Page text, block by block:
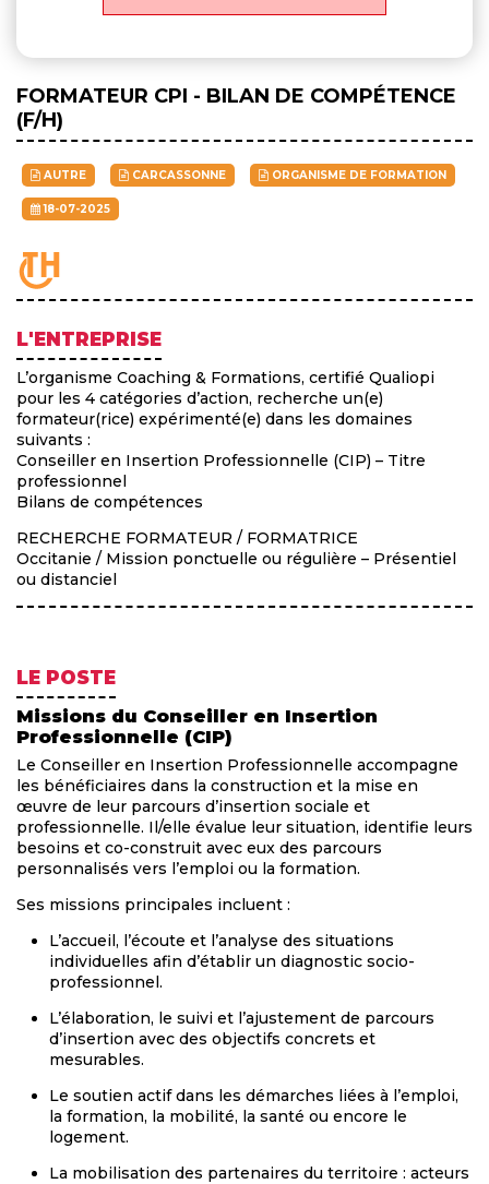
FORMATEUR CPI - BILAN DE COMPÉTENCE
(F/H)
AUTRE CARCASSONNE ORGANISME DE FORMATION
18-07-2025
L'ENTREPRISE
L’organisme Coaching & Formations, certifié Qualiopi
pour les 4 catégories d’action, recherche un(e)
formateur(rice) expérimenté(e) dans les domaines
suivants :
Conseiller en Insertion Professionnelle (CIP) – Titre
professionnel
Bilans de compétences
RECHERCHE FORMATEUR / FORMATRICE
Occitanie / Mission ponctuelle ou régulière – Présentiel
ou distanciel
LE POSTE
Missions du Conseiller en Insertion
Professionnelle (CIP)
Le Conseiller en Insertion Professionnelle accompagne
les bénéficiaires dans la construction et la mise en
œuvre de leur parcours d’insertion sociale et
professionnelle. Il/elle évalue leur situation, identifie leurs
besoins et co-construit avec eux des parcours
personnalisés vers l’emploi ou la formation.
Ses missions principales incluent :
L’accueil, l’écoute et l’analyse des situations
individuelles afin d’établir un diagnostic socio-
professionnel.
L’élaboration, le suivi et l’ajustement de parcours
d’insertion avec des objectifs concrets et
mesurables.
Le soutien actif dans les démarches liées à l’emploi,
la formation, la mobilité, la santé ou encore le
logement.
La mobilisation des partenaires du territoire : acteurs